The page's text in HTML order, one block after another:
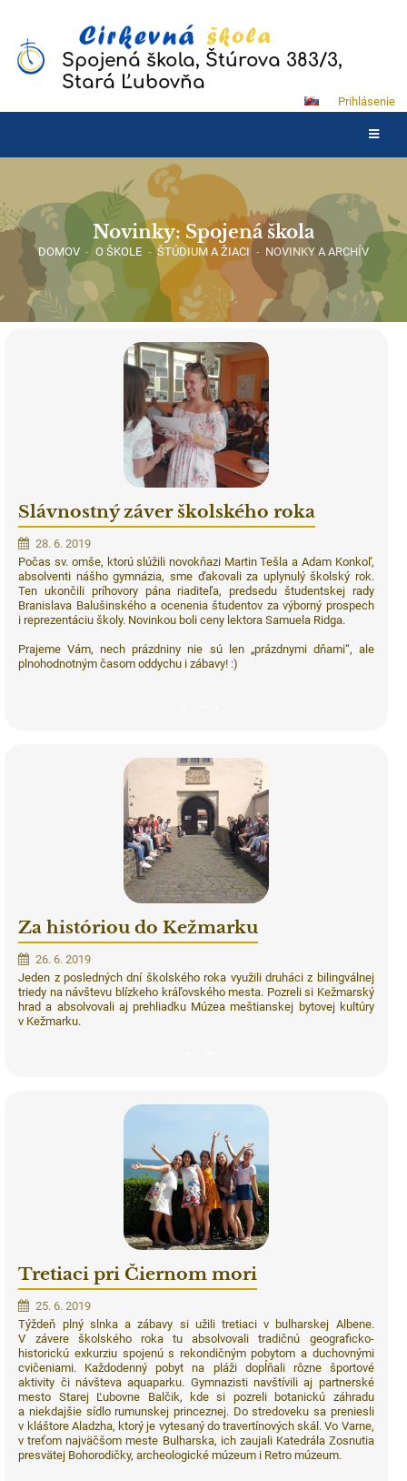
Spojená škola, Štúrova 383/3,
Stará Ľubovňa
Prihlásenie
Novinky: Spojená škola
DOMOV - O ŠKOLE - ŠTÚDIUM A ŽIACI - NOVINKY A ARCHÍV
Slávnostný záver školského roka
28. 6. 2019
Počas sv. omše, ktorú slúžili novokňazi Martin Tešla a Adam Konkoľ,
absolventi nášho gymnázia, sme ďakovali za uplynulý školský rok.
Ten ukončili príhovory pána riaditeľa, predsedu študentskej rady
Branislava Balušinského a ocenenia študentov za výborný prospech
i reprezentáciu školy. Novinkou boli ceny lektora Samuela Ridga.
Prajeme Vám, nech prázdniny nie sú len „prázdnymi dňami“, ale
plnohodnotným časom oddychu i zábavy! :)
Za históriou do Kežmarku
26. 6. 2019
Jeden z posledných dní školského roka využili druháci z bilingválnej
triedy na návštevu blízkeho kráľovského mesta. Pozreli si Kežmarský
hrad a absolvovali aj prehliadku Múzea meštianskej bytovej kultúry
v Kežmarku.
Tretiaci pri Čiernom mori
25. 6. 2019
Týždeň plný slnka a zábavy si užili tretiaci v bulharskej Albene.
V závere školského roka tu absolvovali tradičnú geograficko-
historickú exkurziu spojenú s rekondičným pobytom a duchovnými
cvičeniami. Každodenný pobyt na pláži dopĺňali rôzne športové
aktivity či návšteva aquaparku. Gymnazisti navštívili aj partnerské
mesto Starej Ľubovne Balčik, kde si pozreli botanickú záhradu
a niekdajšie sídlo rumunskej princeznej. Do stredoveku sa preniesli
v kláštore Aladzha, ktorý je vytesaný do travertínových skál. Vo Varne,
v treťom najväčšom meste Bulharska, ich zaujali Katedrála Zosnutia
presvätej Bohorodičky, archeologické múzeum i Retro múzeum.